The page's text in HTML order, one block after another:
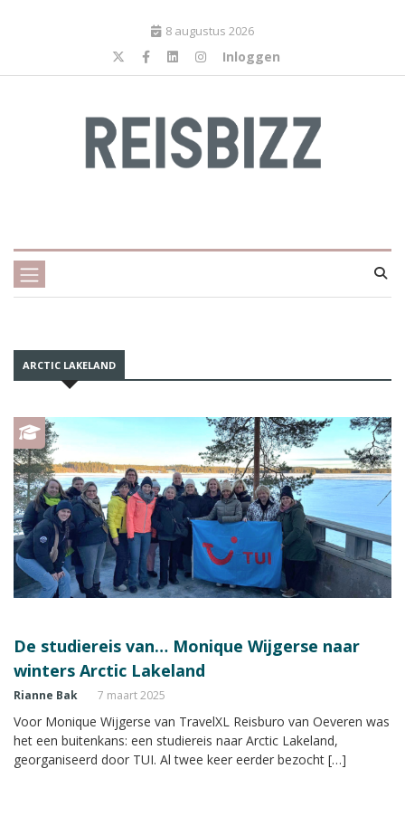
8 augustus 2026
Inloggen
ARCTIC LAKELAND
De studiereis van… Monique Wijgerse naar
winters Arctic Lakeland
Rianne Bak 7 maart 2025
Voor Monique Wijgerse van TravelXL Reisburo van Oeveren was
het een buitenkans: een studiereis naar Arctic Lakeland,
georganiseerd door TUI. Al twee keer eerder bezocht […]